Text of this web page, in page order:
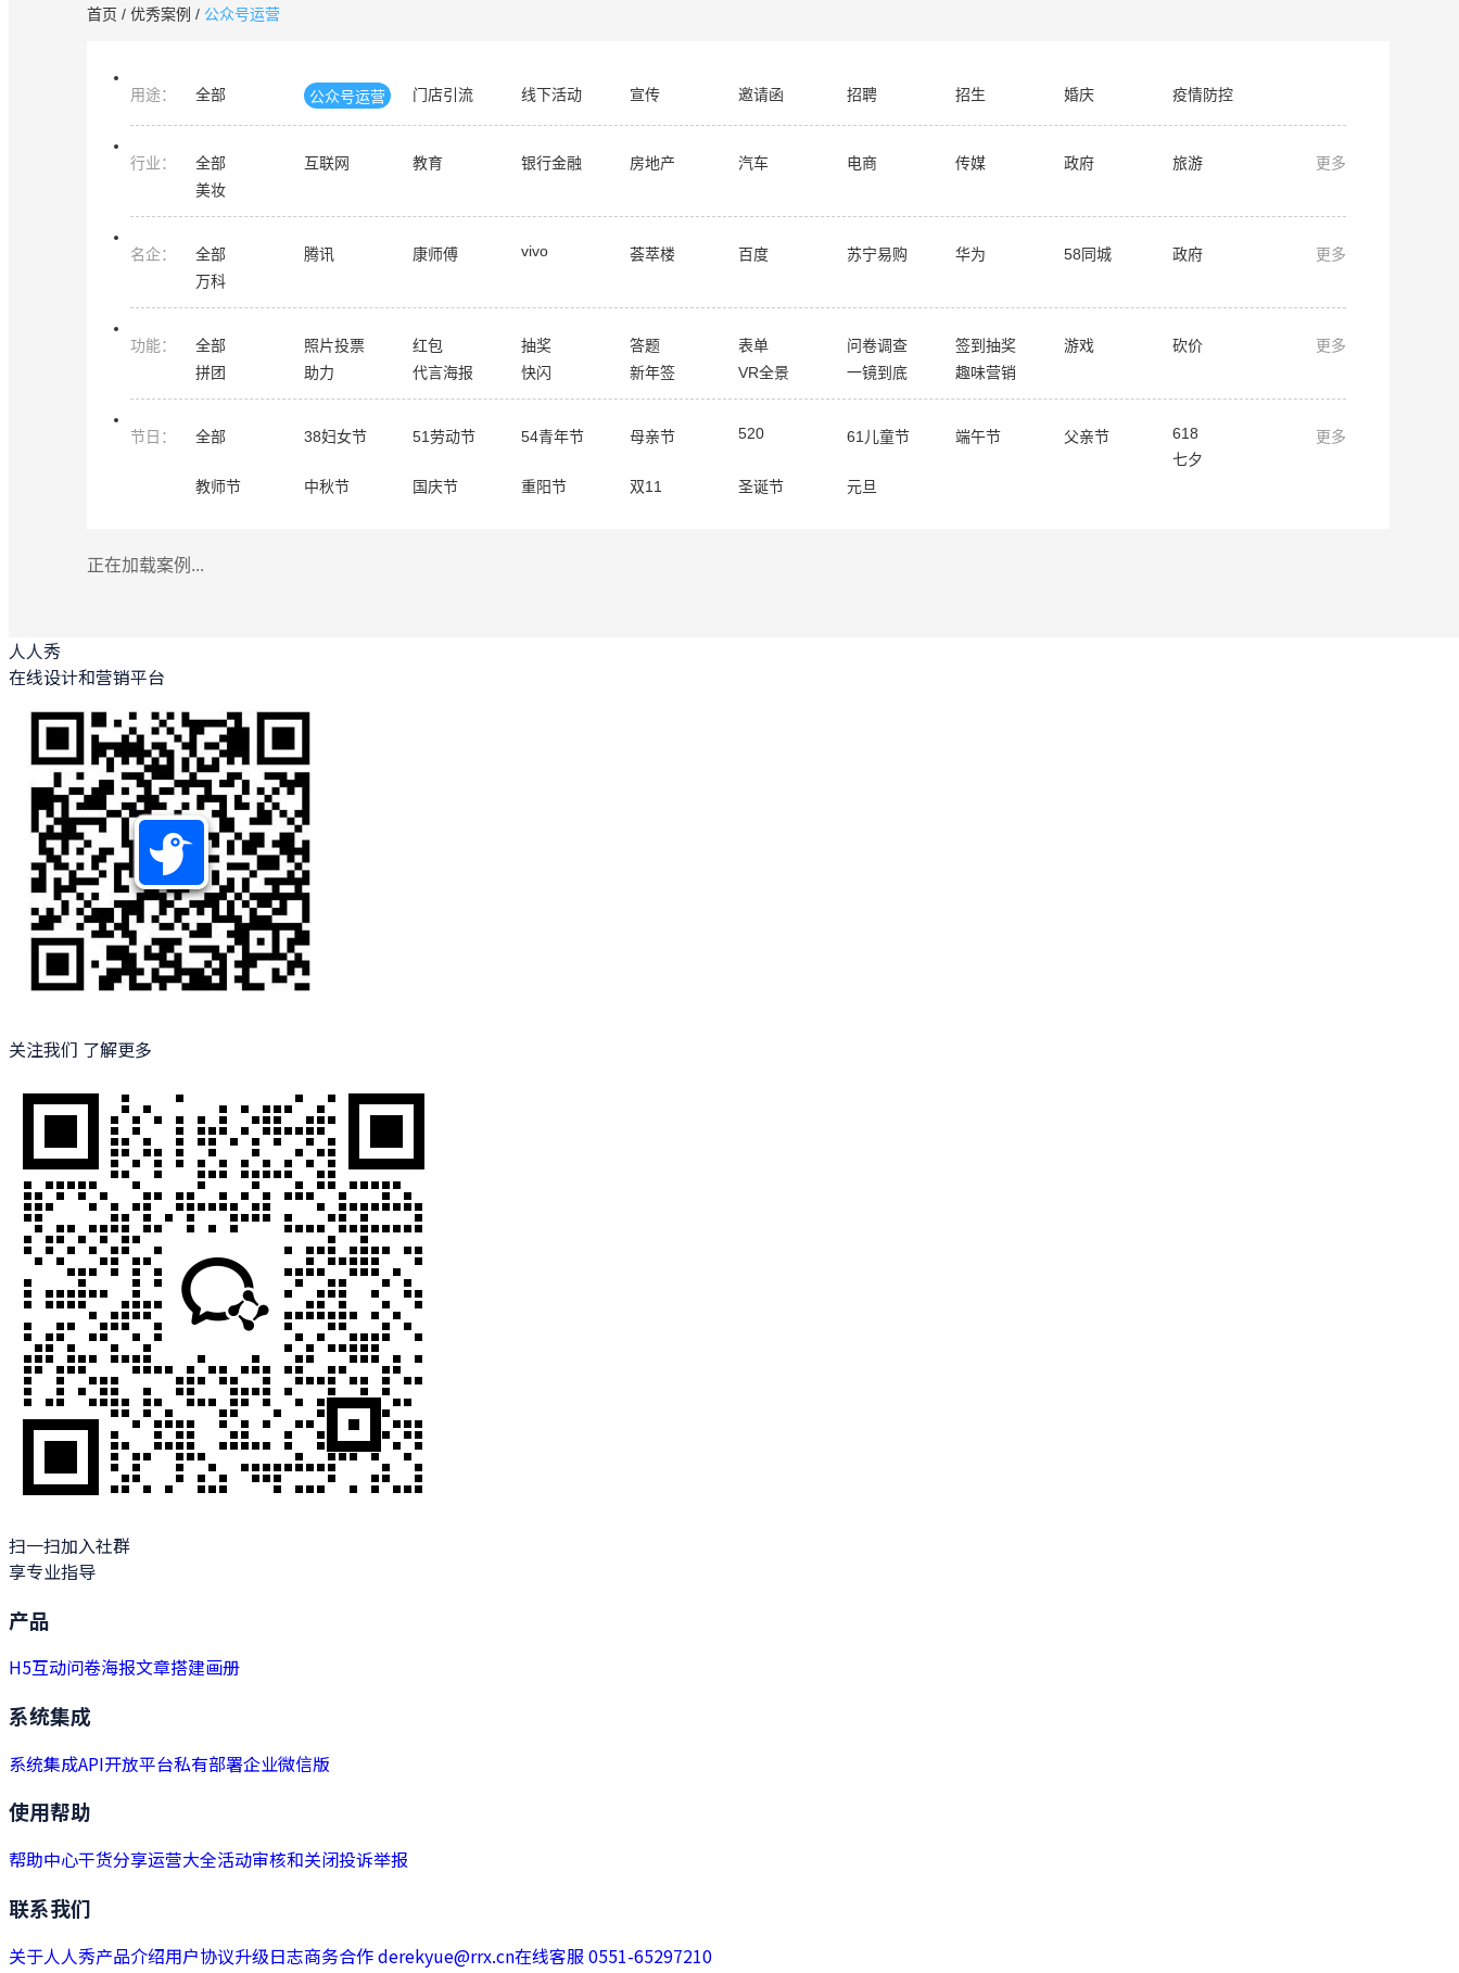
首页 / 优秀案例 / 公众号运营
用途： 全部 公众号运营 门店引流 线下活动 宣传 邀请函 招聘 招生 婚庆 疫情防控
行业： 全部 互联网 教育 银行金融 房地产 汽车 电商 传媒 政府
旅游
美妆
更多
名企： 全部 腾讯 康师傅 vivo 荟萃楼 百度 苏宁易购 华为 58同城
政府
万科
更多
功能： 全部 照片投票 红包 抽奖 答题 表单 问卷调查 签到抽奖 游戏
砍价
拼团
助力 代言海报 快闪 新年签 VR全景 一镜到底 趣味营销
更多
节日 ： 全部 38妇女节 51劳动节 54青年节 母亲节 520 61儿童节 端午节 父亲节
618
七夕
教师节
中秋节 国庆节 重阳节 双11 圣诞节 元旦
更多
正在加载案例...
人人秀
在线设计和营销平台
关注我们 了解更多
扫一扫加入社群
享专业指导
产品
H5互动问卷海报文章搭建画册
系统集成
系统集成API开放平台私有部署企业微信版
使用帮助
帮助中心干货分享运营大全活动审核和关闭投诉举报
联系我们
关于人人秀产品介绍用户协议升级日志商务合作 derekyue@rrx.cn在线客服 0551-65297210